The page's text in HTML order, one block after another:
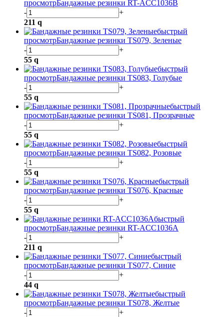
просмотрБандажные резинки RT-ACC1036B
-
+
211 q
быстрый
просмотрБандажные резинки TS079, Зеленые
-
+
55 q
быстрый
просмотрБандажные резинки TS083, Голубые
-
+
55 q
быстрый
просмотрБандажные резинки TS081, Прозрачные
-
+
55 q
быстрый
просмотрБандажные резинки TS082, Розовые
-
+
55 q
быстрый
просмотрБандажные резинки TS076, Красные
-
+
55 q
быстрый
просмотрБандажные резинки RT-ACC1036A
-
+
211 q
быстрый
просмотрБандажные резинки TS077, Синие
-
+
44 q
быстрый
просмотрБандажные резинки TS078, Желтые
-
+